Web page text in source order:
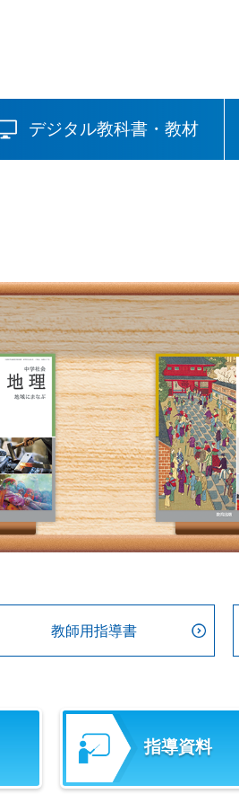
数学 理
英語 道
デジタル教科書・教材
教師用指導書
指導資料